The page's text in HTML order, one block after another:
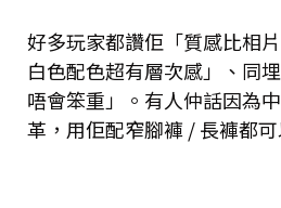
好多玩家都讚佢「質感比相
白色配色超有層次感」、同
唔會笨重」。有人仲話因為
革，用佢配窄腳褲 / 長褲都